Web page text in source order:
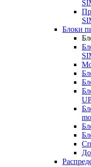
Блоки